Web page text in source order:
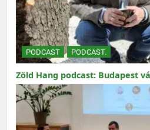
PODCAST PODCAST.
Zöld Hang podcast: Budapest